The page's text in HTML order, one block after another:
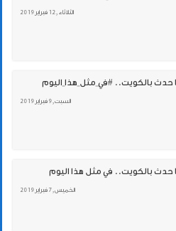
الثلاثاء , 12 فبراير 2019
حدث بالكويت.. #في_مثل_هذا_اليوم
السبت , 9 فبراير 2019
حدث بالكويت.. في مثل هذا اليوم
الخميس , 7 فبراير 2019